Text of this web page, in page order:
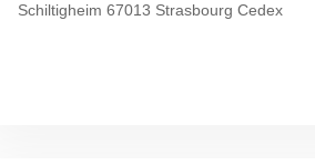
Schiltigheim 67013 Strasbourg Cedex